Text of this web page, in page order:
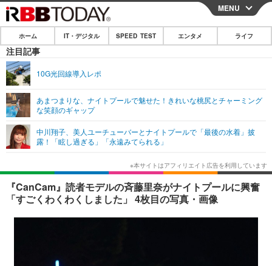
CLOSE
ホーム
IT・デジタル
ネタ
ショッピング その他
SPEED TEST
エンタメ
エンタメTOP
韓国・芸能
音楽 スポーツ
ライフ
ライフTOP グルメ
ペット ショッピング
その他
リリース一覧
プッシュ通知の停止方法
MENU
ホーム IT・デジタル SPEED TEST エンタメ ライフ
注目記事
10G光回線導入レポ
あまつまりな、ナイトプールで魅せた！きれいな桃尻とチャーミング
な笑顔のギャップ
中川翔子、美人ユーチューバーとナイトプールで「最後の水着」披
露！「眩し過ぎる」「永遠みてられる」
『CanCam』読者モデルの斉藤里奈がナイトプールに興奮
「すごくわくわくしました」 4枚目の写真・画像